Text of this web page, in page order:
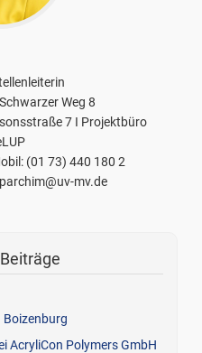
Weg 8
7 I Projektbüro
(01 73) 440 180 2
mv.de
AcryliCon Polymers GmbH